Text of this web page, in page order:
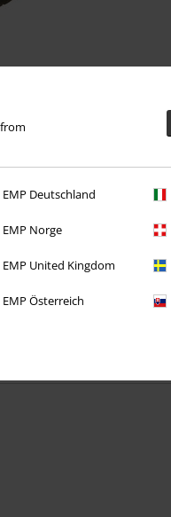
EMP Deutschland
EMP Norge
EMP United Kingdom
EMP Österreich
Veterschoenen